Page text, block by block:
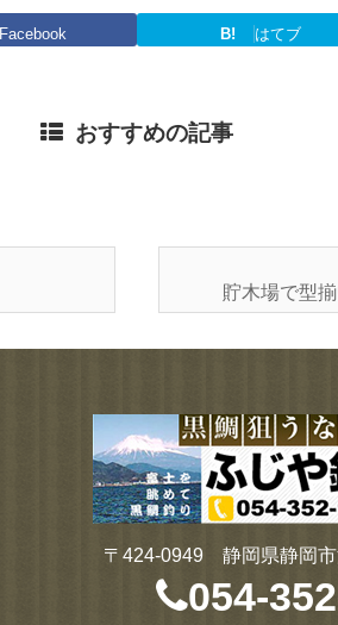
Facebook B! はてブ
おすすめの記事
貯木場で型
〒424-0949 静岡県静岡
054-